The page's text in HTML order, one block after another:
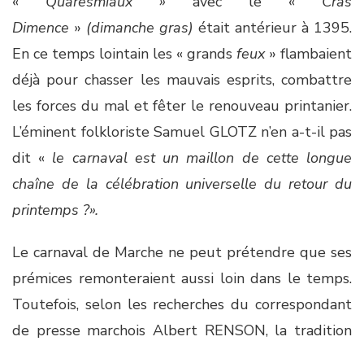
Dimence » (dimanche gras) était antérieur à 1395.
En ce temps lointain les « grands feux» flambaient
déjà pour chasser les mauvais esprits, combattre
les forces du mal et fêter le renouveau printanier.
L’éminent folkloriste Samuel GLOTZ n’en a-t-il pas
dit « le carnaval est un maillon de cette longue
chaîne de la célébration universelle du retour du
printemps ?».
Le carnaval de Marche ne peut prétendre que ses
prémices remonteraient aussi loin dans le temps.
Toutefois, selon les recherches du correspondant
de presse marchois Albert RENSON, la tradition